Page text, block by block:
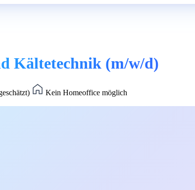
Kältetechnik (m/w/d)
Kein Homeoffice möglich